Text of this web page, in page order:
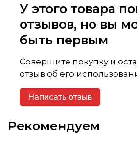
У этого товара
отзывов, но вы
быть первым
Совершите покупку и
отзыв об его
Написать отзыв
Рекомендуем